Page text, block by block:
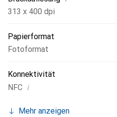
313 x 400 dpi
Papierformat
Fotoformat
Konnektivität
NFC i
Mehr anzeigen